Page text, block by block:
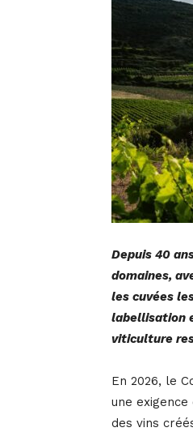
Depuis 40
domaines,
les cuvées
labellisation
viticulture
En 2026, le
une
des vins